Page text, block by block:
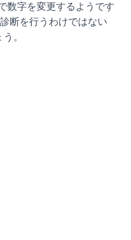
数字を変更するようです
断を行うわけではない
。